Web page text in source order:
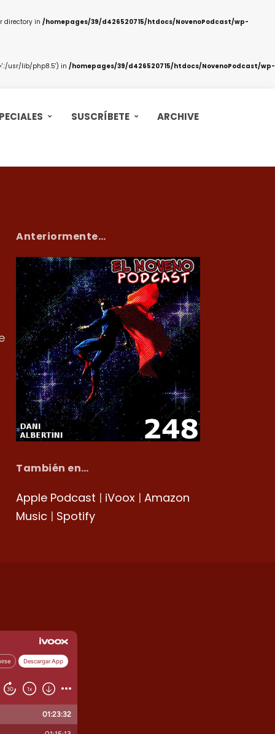
directory in /homepages/39/d426520715/htdocs/NovenoPodcast/wp-
usr/lib/php8.5') in /homepages/39/d426520715/htdocs/NovenoPodcast/wp-
SUSCRÍBETE ARCHIVE
Anteriormente…
También en…
Apple Podcast | iVoox | Amazon
Music | Spotify